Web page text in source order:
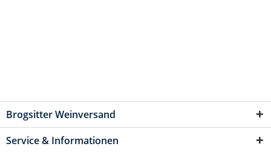
Brogsitter Weinversand
Service & Informationen